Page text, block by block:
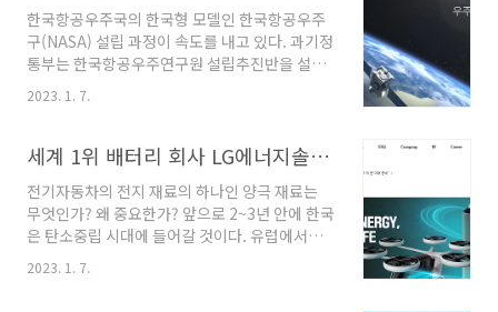
한국항공우주국의 한국형 모델인 한국항공우주
구(NASA) 설립 과정이 속도를 내고 있다. 과기정
통부는 한국항공우주연구원 설립추진반을 설치
하기 위해 국장급 1명, 관리자급 1명, 실무자 2명
을 포함한 4명으로 구성된 TF를 발족한다. 정부
다. 특별법은 내년 1/4분기 국회에 제출되고 2/4
국제공조연구에 나설 예정이다. 대통령의 지시로
특별법 제정, 설계된 조직, 인적 자원과 예산 확
보, 정부 건물 정비를 위한 태스크포스가 꾸려진
다. 부도급 조직인 항국항공주주연구원(KAERI)
2023. 1. 7.
세계 1위 배터리 회사 LG에너지솔루션 10배 이상 상승 가능성 이유
전기자동차의 전지 재료의 하나인 양극 재료는
무엇인가? 왜 중요한가? 앞으로 2~3년 안에 한국
은 탄소중립 시대에 들어갈 것이다. 유럽에서는
내연기관의 판매 금지나 2035년부터 화석연료
자동차 생산 금지 등의 환경 정책이 널리 추진되
2023. 1. 7.